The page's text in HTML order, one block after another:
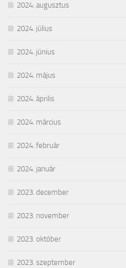
2024. augusztus
2024. július
2024. június
2024. május
2024. április
2024. március
2024. február
2024. január
2023. december
2023. november
2023. október
2023. szeptember